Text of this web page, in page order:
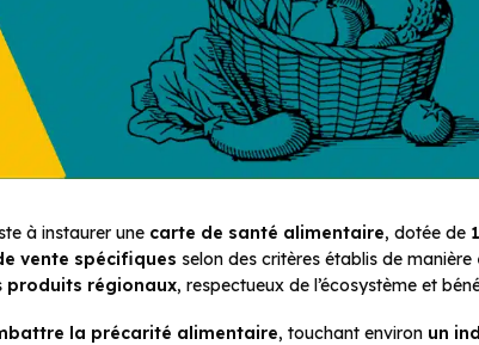
à instaurer une carte de santé alimentaire, dotée de
vente spécifiques selon des critères établis de manière
produits régionaux, respectueux de l’écosystème et
la précarité alimentaire, touchant environ un